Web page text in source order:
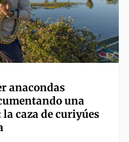
anacondas
una
caza de curiyúes